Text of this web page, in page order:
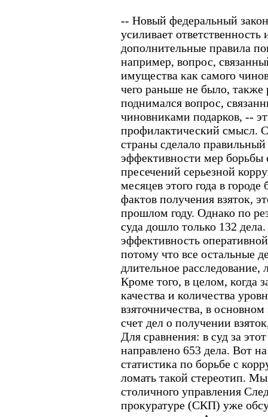
-- Новый федеральный
усиливает ответственность
дополнительные правила
например, вопрос,
имущества как самого
чего раньше не было, также
поднимался вопрос,
чиновниками подарков, --
профилактический смысл.
страны сделало
эффективности мер борьбы
пресечений серьезной
месяцев этого года в
фактов получения взяток,
прошлом году. Однако по
суда дошло только 132
эффективность
потому что все остальные
длительное
Кроме того, в целом, когда
качества и количества
взяточничества, в
счет дел о получении
Для сравнения: в суд за
направлено 653 дела. Вот
статистика по борьбе с
ломать такой стереотип.
столичного управления
прокуратуре (СКП) уже